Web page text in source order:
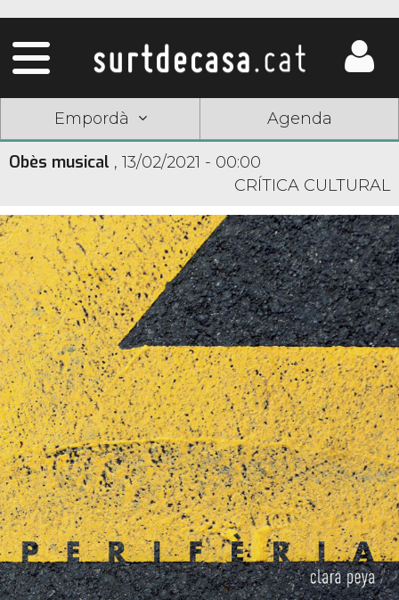
Empordà Agenda
Obès musical , 13/02/2021 - 00:00
CRÍTICA CULTURAL